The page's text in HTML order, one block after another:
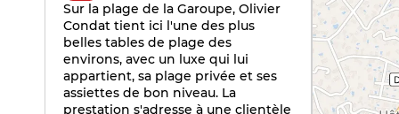
Sur la plage de la Garoupe, Olivier
Condat tient ici l'une des plus
belles tables de plage des
environs, avec un luxe qui lui
appartient, sa plage privée et ses
assiettes de bon niveau. La
prestation s'adresse à une clientèle